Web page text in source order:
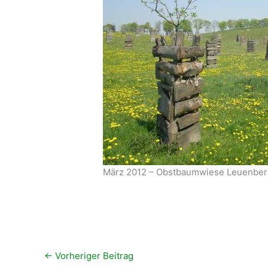
März 2012 – Obstbaumwiese
← Vorheriger Beitrag